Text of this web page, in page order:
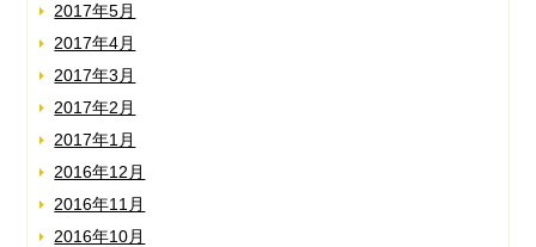
2017年5月
2017年4月
2017年3月
2017年2月
2017年1月
2016年12月
2016年11月
2016年10月